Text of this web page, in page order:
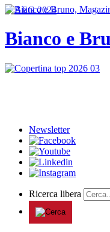
Bianco e
Newsletter
Ricerca libera